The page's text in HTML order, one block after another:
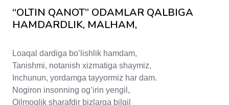
“OLTIN QANOT” ODAMLAR QALBIGA
HAMDARDLIK, MALHAM,
Loaqal dardiga bo’lishlik hamdam,
Tanishmi, notanish xizmatiga shaymiz,
Inchunun, yordamga tayyormiz har dam.
Nogiron insonning og’irin yengil,
Qilmoqlik sharafdir bizlarga bilgil